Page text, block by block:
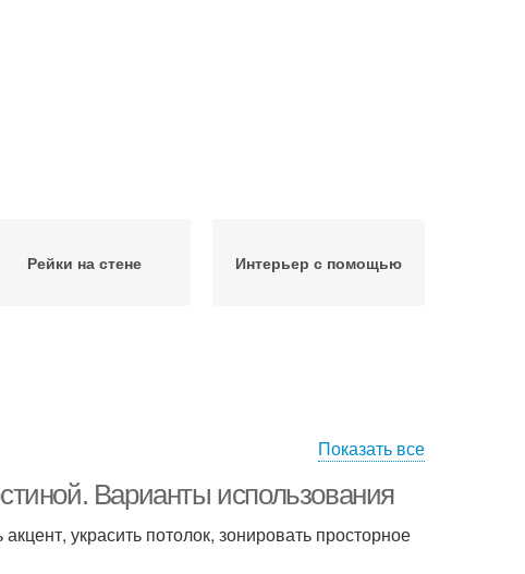
Рейки на стене Интерьер с помощью
Показать все
Варианты использования
украсить потолок, зонировать просторное